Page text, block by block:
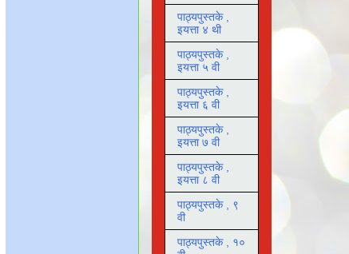
पाठ्यपुस्तके ,
इयत्ता ४ थी
पाठ्यपुस्तके ,
इयत्ता ५ वी
पाठ्यपुस्तके ,
इयत्ता ६ वी
पाठ्यपुस्तके ,
इयत्ता ७ वी
पाठ्यपुस्तके ,
इयत्ता ८ वी
पाठ्यपुस्तके , ९
वी
पाठ्यपुस्तके , १०